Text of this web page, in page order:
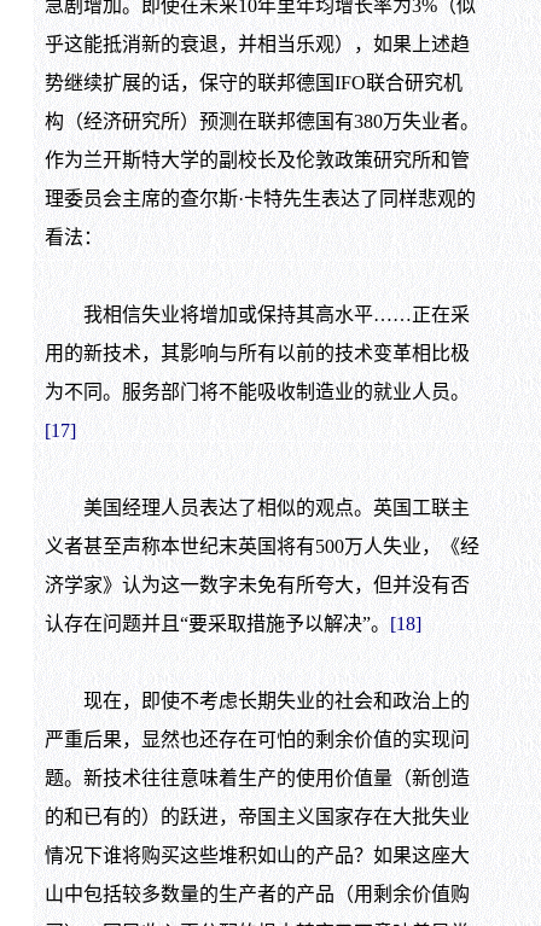
急剧增加。即使在未来10年里年均增长率为3%（似
乎这能抵消新的衰退，并相当乐观），如果上述趋
势继续扩展的话，保守的联邦德国IFO联合研究机
构（经济研究所）预测在联邦德国有380万失业者。
作为兰开斯特大学的副校长及伦敦政策研究所和管
理委员会主席的查尔斯·卡特先生表达了同样悲观的
看法：
我相信失业将增加或保持其高水平……正在采
用的新技术，其影响与所有以前的技术变革相比极
为不同。服务部门将不能吸收制造业的就业人员。
[17]
美国经理人员表达了相似的观点。英国工联主
义者甚至声称本世纪末英国将有500万人失业，《经
济学家》认为这一数字未免有所夸大，但并没有否
认存在问题并且“要采取措施予以解决”。 [18]
现在，即使不考虑长期失业的社会和政治上的
严重后果，显然也还存在可怕的剩余价值的实现问
题。新技术往往意味着生产的使用价值量（新创造
的和已有的）的跃进，帝国主义国家存在大批失业
情况下谁将购买这些堆积如山的产品？如果这座大
山中包括较多数量的生产者的产品（用剩余价值购